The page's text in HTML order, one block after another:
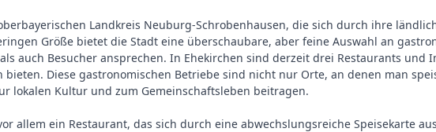
Landkreis Neuburg-Schrobenhausen, die sich durch ihre
Größe bietet die Stadt eine überschaubare, aber feine Auswahl an
auch Besucher ansprechen. In Ehekirchen sind derzeit drei Restaurants und
Diese gastronomischen Betriebe sind nicht nur Orte, an denen man
lokalen Kultur und zum Gemeinschaftsleben beitragen.
allem ein Restaurant, das sich durch eine abwechslungsreiche Speisekarte